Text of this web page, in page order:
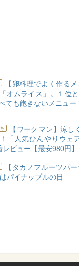
【卵料理でよく作る
オムライス」。１位
ても飽きないメニュー”
【ワークマン】涼し
「人気ひんやりウェ
レビュー【最安980円】
【タカノフルーツパ
パイナップルの日